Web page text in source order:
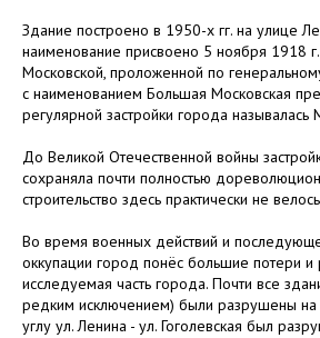
Здание построено в 1950-х гг. на улице
наименование присвоено 5 ноября 1918
Московской, проложенной по
с наименованием Большая Московская
регулярной застройки города называлась
До Великой Отечественной войны
сохраняла почти полностью
строительство здесь практически не
Во время военных действий и
оккупации город понёс большие потери и
исследуемая часть города. Почти все
редким исключением) были разрушены на
углу ул. Ленина - ул. Гоголевская был